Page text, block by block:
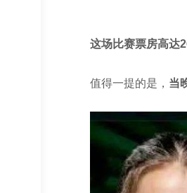
这场比赛票房高达
值得一提的是， 当